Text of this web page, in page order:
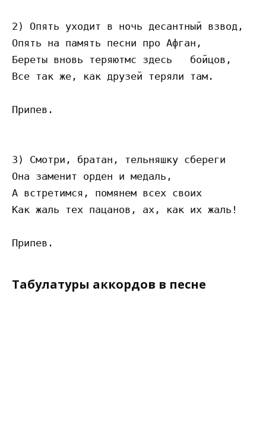
2) Опять уходит в ночь десантный взвод,
Опять на память песни про Афган,
Береты вновь теряютмс здесь   бойцов,
Все так же, как друзей теряли там.
Припев.
3) Смотри, братан, тельняшку сбереги
Она заменит орден и медаль,
А встретимся, помянем всех своих
Как жаль тех пацанов, ах, как их жаль!
Табулатуры аккордов в песне